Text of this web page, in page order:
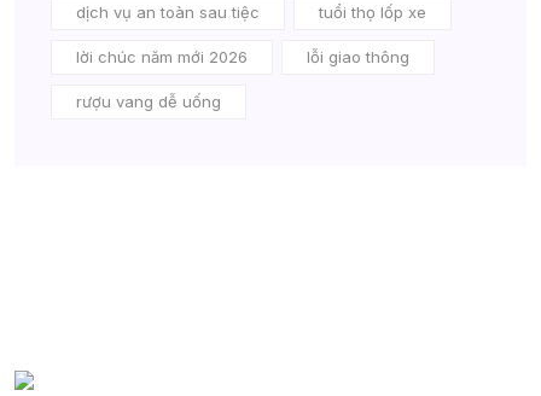
dịch vụ an toàn sau tiệc tuổi thọ lốp xe
lời chúc năm mới 2026 lỗi giao thông
rượu vang dễ uống